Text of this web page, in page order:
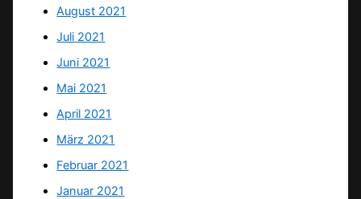
August 2021
Juli 2021
Juni 2021
Mai 2021
April 2021
März 2021
Februar 2021
Januar 2021